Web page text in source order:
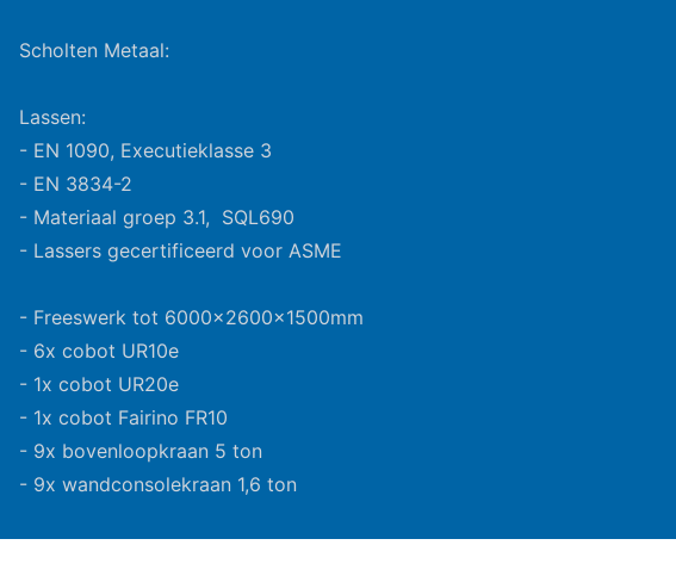
Scholten Metaal:
Lassen:
- EN 1090, Executieklasse 3
- EN 3834-2
- Materiaal groep 3.1, SQL690
- Lassers gecertificeerd voor ASME
- Freeswerk tot 6000x2600x1500mm
- 6x cobot UR10e
- 1x cobot UR20e
- 1x cobot Fairino FR10
- 9x bovenloopkraan 5 ton
- 9x wandconsolekraan 1,6 ton